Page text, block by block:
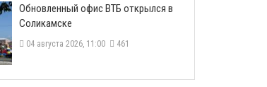
​Обновленный офис ВТБ открылся в
Соликамске
04 августа 2026, 11:00 461